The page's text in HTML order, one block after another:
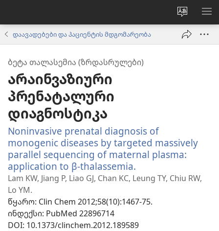
ენის
შეცვლა
დაავადებები და პაციენტის მდგომარეობა
ᲑᲔᲢᲐ ᲗᲐᲚᲐᲡᲔᲛᲘᲐ (ᲖᲠᲓᲐᲡᲠᲣᲚᲔᲑᲘ)
არაინვაზიური
პრენატალური
დიაგნოსტიკა
Noninvasive prenatal diagnosis of
monogenic diseases by targeted massively
parallel sequencing of maternal plasma:
application to β-thalassemia.
ახალი
Lam KW, Jiang P, Liao GJ, Chan KC, Leung TY, Chiu RW,
Lo YM.
წყარო‎: Clin Chem 2012;58(10):1467-75.
ინდექსი‎: PubMed 22896714
DOI‎: 10.1373/clinchem.2012.189589